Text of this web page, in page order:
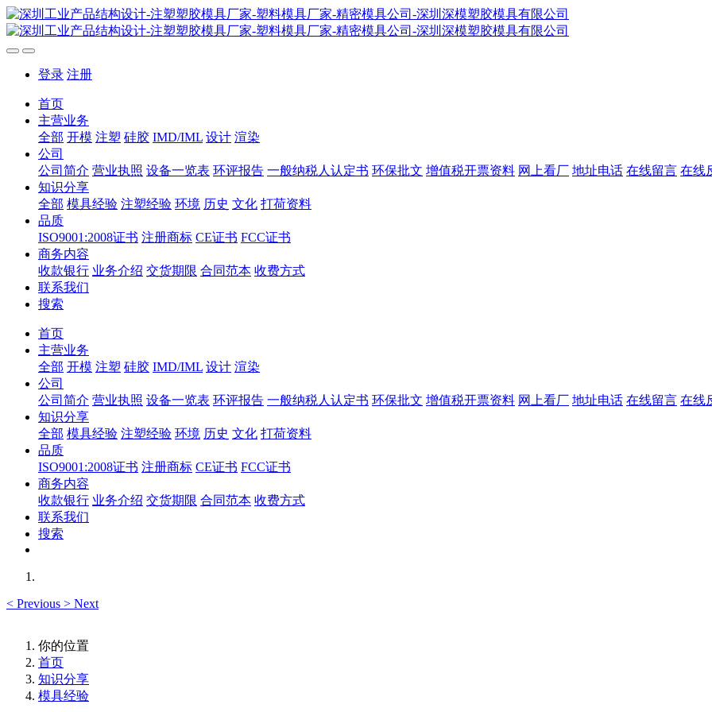
登录 注册
首页
主营业务
全部 开模 注塑 硅胶 IMD/IML 设计 渲染
公司
公司简介 营业执照 设备一览表 环评报告 一般纳税人认定书 环保批文 增值税开票资料 网上看厂 地址电话 在线留言 在线
知识分享
全部 模具经验 注塑经验 环境 历史 文化 打荷资料
品质
ISO9001:2008证书 注册商标 CE证书 FCC证书
商务内容
收款银行 业务介绍 交货期限 合同范本 收费方式
联系我们
搜索
首页
主营业务
全部 开模 注塑 硅胶 IMD/IML 设计 渲染
公司
公司简介 营业执照 设备一览表 环评报告 一般纳税人认定书 环保批文 增值税开票资料 网上看厂 地址电话 在线留言 在线
知识分享
全部 模具经验 注塑经验 环境 历史 文化 打荷资料
品质
ISO9001:2008证书 注册商标 CE证书 FCC证书
商务内容
收款银行 业务介绍 交货期限 合同范本 收费方式
联系我们
搜索
< Previous > Next
你的位置
首页
知识分享
模具经验